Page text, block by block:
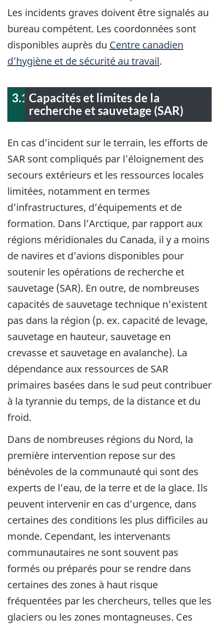
Les incidents graves doivent être signalés au
bureau compétent. Les coordonnées sont
disponibles auprès du Centre canadien
d’hygiène et de sécurité au travail.
3.1 Capacités et limites de la
recherche et sauvetage (SAR)
En cas d’incident sur le terrain, les efforts de
SAR sont compliqués par l’éloignement des
secours extérieurs et les ressources locales
limitées, notamment en termes
d’infrastructures, d’équipements et de
formation. Dans l’Arctique, par rapport aux
régions méridionales du Canada, il y a moins
de navires et d’avions disponibles pour
soutenir les opérations de recherche et
sauvetage (SAR). En outre, de nombreuses
capacités de sauvetage technique n’existent
pas dans la région (p. ex. capacité de levage,
sauvetage en hauteur, sauvetage en
crevasse et sauvetage en avalanche). La
dépendance aux ressources de SAR
primaires basées dans le sud peut contribuer
à la tyrannie du temps, de la distance et du
froid.
Dans de nombreuses régions du Nord, la
première intervention repose sur des
bénévoles de la communauté qui sont des
experts de l’eau, de la terre et de la glace. Ils
peuvent intervenir en cas d’urgence, dans
certaines des conditions les plus difficiles au
monde. Cependant, les intervenants
communautaires ne sont souvent pas
formés ou préparés pour se rendre dans
certaines des zones à haut risque
fréquentées par les chercheurs, telles que les
glaciers ou les zones montagneuses. Ces